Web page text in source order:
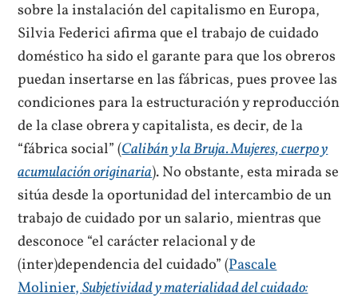
sobre la instalación del capitalismo en Europa,
Silvia Federici afirma que el trabajo de cuidado
doméstico ha sido el garante para que los obreros
puedan insertarse en las fábricas, pues provee las
condiciones para la estructuración y reproducción
de la clase obrera y capitalista, es decir, de la
“fábrica social” (Calibán y la Bruja. Mujeres, cuerpo y
acumulación originaria). No obstante, esta mirada se
sitúa desde la oportunidad del intercambio de un
trabajo de cuidado por un salario, mientras que
desconoce “el carácter relacional y de
(inter)dependencia del cuidado” (Pascale
Molinier,Subjetividad y materialidad del cuidado: